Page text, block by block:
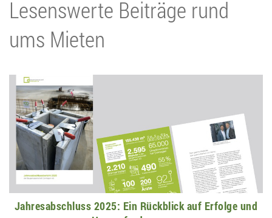
Lesenswerte Beiträge rund
ums Mieten
Jahresabschluss 2025: Ein Rückblick auf Erfolge und